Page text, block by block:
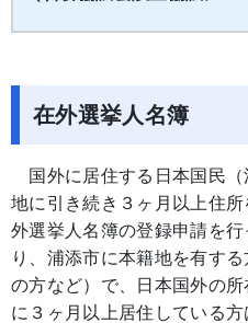
在外選挙人名簿
国外に居住する日本国民（
地に引き続き３ヶ月以上住
外選挙人名簿の登録申請を
り、浦添市に本籍地を有す
の方など）で、日本国外の所
に３ヶ月以上居住している